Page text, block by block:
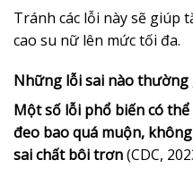
Tránh các lỗi này sẽ giúp
cao su nữ lên mức tối đa.
Những lỗi sai nào thường
Một số lỗi phổ biến có
đeo bao quá muộn,
sai chất bôi trơn(CDC,